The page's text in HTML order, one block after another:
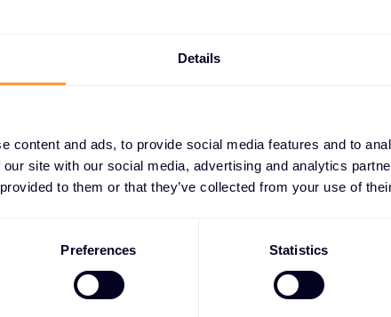
Details
content and ads, to provide social media features and to
site with our social media, advertising and analytics
to them or that they’ve collected from your use of
Preferences Statistics
Networks
avec
SD-WAN
Exclusive